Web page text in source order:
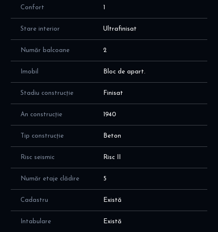
Confort 1
Stare interior Ultrafinisat
Număr balcoane 2
Imobil Bloc de apart.
Stadiu construcție Finisat
An construcție 1940
Tip construcție Beton
Risc seismic Risc II
Număr etaje clădire 5
Cadastru Există
Intabulare Există